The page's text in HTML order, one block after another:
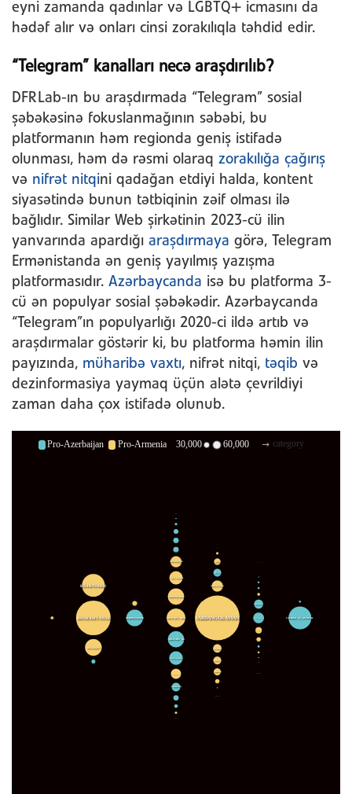
eyni zamanda qadınlar və LGBTQ+ icmasını da
hədəf alır və onları cinsi zorakılıqla təhdid edir.
“Telegram” kanalları necə araşdırılıb?
DFRLab-ın bu araşdırmada “Telegram” sosial
şəbəkəsinə fokuslanmağının səbəbi, bu
platformanın həm regionda geniş istifadə
olunması, həm də rəsmi olaraq zorakılığa çağırış
və nifrət nitqini qadağan etdiyi halda, kontent
siyasətində bunun tətbiqinin zəif olması ilə
bağlıdır. Similar Web şirkətinin 2023-cü ilin
yanvarında apardığı araşdırmaya görə, Telegram
Ermənistanda ən geniş yayılmış yazışma
platformasıdır. Azərbaycanda isə bu platforma 3-
cü ən populyar sosial şəbəkədir. Azərbaycanda
“Telegram”ın populyarlığı 2020-ci ildə artıb və
araşdırmalar göstərir ki, bu platforma həmin ilin
payızında, müharibə vaxtı, nifrət nitqi, təqib və
dezinformasiya yaymaq üçün alətə çevrildiyi
zaman daha çox istifadə olunub.